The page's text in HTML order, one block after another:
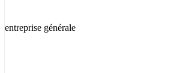
entreprise générale